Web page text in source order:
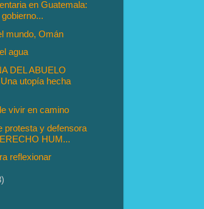
en Guatemala:
mundo, Omán
agua
DEL ABUELO
utopía hecha
vivir en camino
protesta y defensora
HUM...
reflexionar